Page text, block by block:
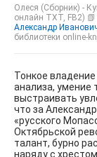
Олеся (Сборник) -
онлайн TXT, FB2)
Александр
библиотеки online-
Тонкое владение
анализа, умение
выстраивать
что за
«русского
Октябрьской
талант, бурно
наряду с